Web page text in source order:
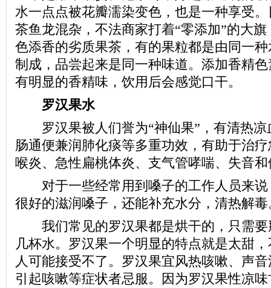
水一点点被花瓣濡染变色，也是一种享受
茶鱼龙混杂，不法商家打着“零添加”的大
色添香的劣质果茶，有的果粒都是由同一
制成，品尝起来是同一种味道。添加香精
有明显的香精味，饮用后会感觉口干。
罗汉果水
罗汉果被人们誉为“神仙果”，有清热凉
肠通便兼润肺化痰等多重功效，有助于治
喉炎、急性扁桃体炎、支气管哮喘、失音
对于一些经常用到嗓子的工作人员来说
很好的滋润嗓子，还能补充水分，清热解毒
我们常见的罗汉果都是烘干的，只需要
几杯水。罗汉果一个明显的特点就是太甜
人可能接受不了。罗汉果宜风热咳嗽、声
引起咳嗽等症状者忌服。因为罗汉果性凉